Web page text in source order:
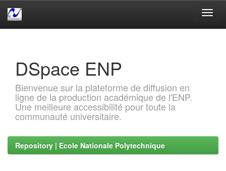
DSpace ENP
Bienvenue sur la plateforme de diffusion en
ligne de la production académique de l'ENP.
Une meilleure accessibilité pour toute la
communauté universitaire.
Repository | Ecole Nationale Polytechnique